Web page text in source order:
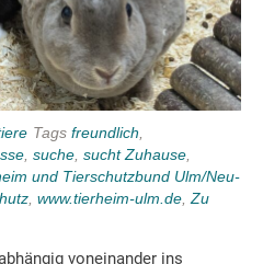
Tags freundlich
suche sucht Zuhause
und Tierschutzbund Ulm/Neu-
www.tierheim-ulm.de Zu
voneinander ins